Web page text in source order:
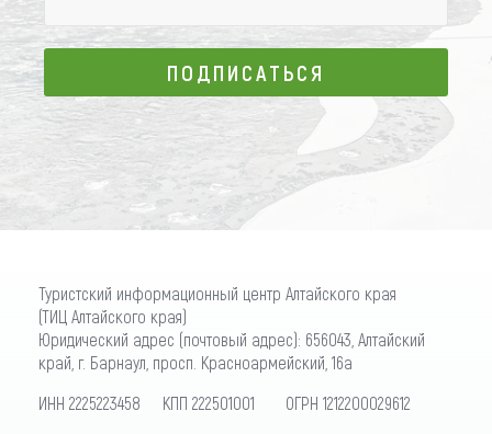
ПОДПИСАТЬСЯ
ПОДПИСАТЬСЯ
Туристский информационный центр Алтайского края
(ТИЦ Алтайского края)
Юридический адрес (почтовый адрес): 656043, Алтайский
край, г. Барнаул, просп. Красноармейский, 16а
ИНН 2225223458 КПП 222501001 ОГРН 1212200029612